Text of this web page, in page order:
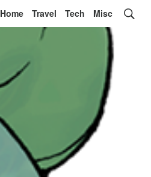
Home Travel Tech Misc